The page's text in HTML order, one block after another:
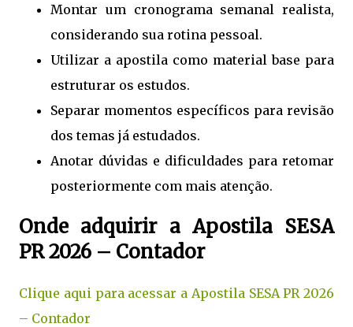
Montar um cronograma semanal realista,
considerando sua rotina pessoal.
Utilizar a apostila como material base para
estruturar os estudos.
Separar momentos específicos para revisão
dos temas já estudados.
Anotar dúvidas e dificuldades para retomar
posteriormente com mais atenção.
Onde adquirir a Apostila SESA
PR 2026 – Contador
Clique aqui para acessar a Apostila SESA PR 2026
– Contador